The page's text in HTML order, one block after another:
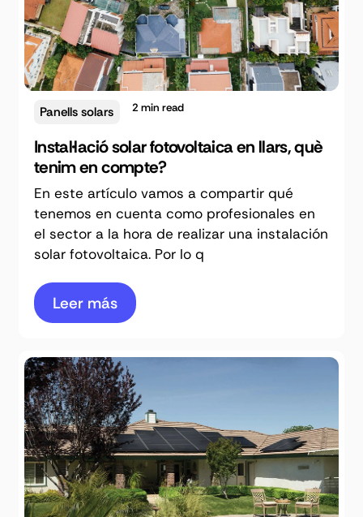
Panells solars 2min read
Instal·lació solar fotovoltaica en llars, què
tenim en compte?
En este artículo vamos a compartir qué
tenemos en cuenta como profesionales en
el sector a la hora de realizar una instalación
solar fotovoltaica. Por lo q
Leer más